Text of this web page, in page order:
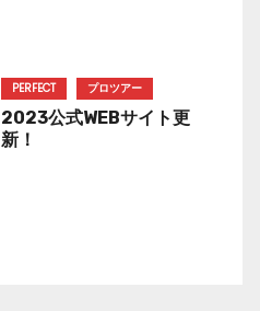
PERFECT プロツアー
2023公式WEBサイト更
新！